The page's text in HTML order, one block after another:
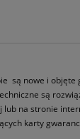
są nowe i
są
na stronie
karty